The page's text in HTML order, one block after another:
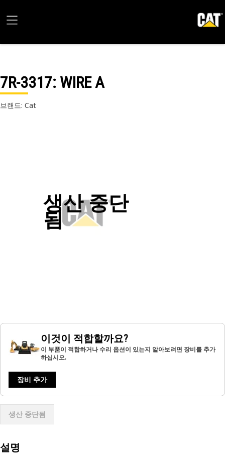
7R-3317: WIRE A
브랜드: Cat
생산 중단
됨
이것이 적합할까요?
이 부품이 적합하거나 수리 옵션이 있는지 알아보려면 장비를 추가
하십시오.
장비 추가
생산 중단됨
설명